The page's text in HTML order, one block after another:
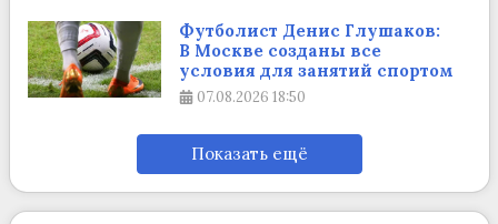
Футболист Денис Глушаков:
В Москве созданы все
условия для занятий спортом
07.08.2026 18:50
Показать ещё